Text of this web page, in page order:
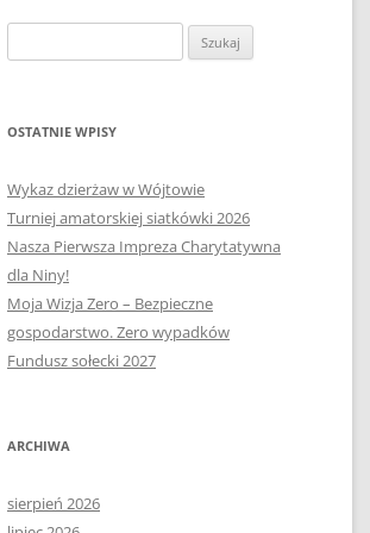
E-MAPA BARCZEWA
SOŁECTWO NIKIELKOWO
OSTATNIE WPISY
Wykaz dzierżaw w Wójtowie
Turniej amatorskiej siatkówki 2026
Nasza Pierwsza Impreza Charytatywna
dla Niny!
Moja Wizja Zero – Bezpieczne
gospodarstwo. Zero wypadków
Fundusz sołecki 2027
ARCHIWA
sierpień 2026